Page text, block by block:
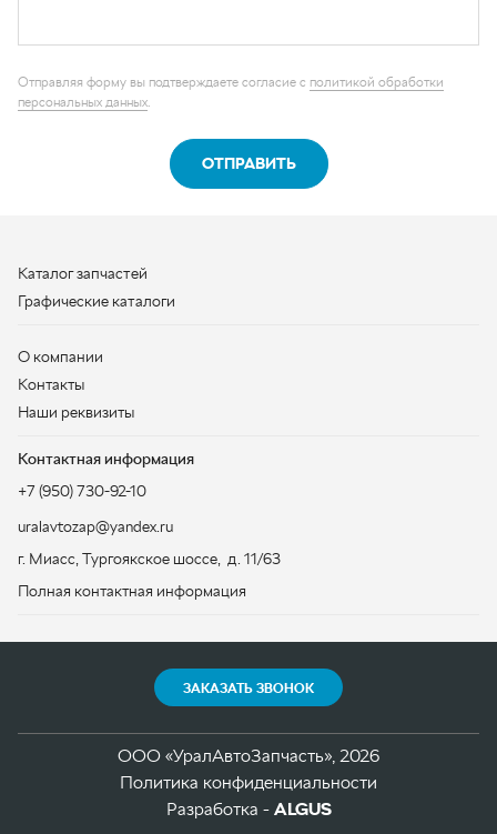
Каталог запчастей
Контактная информация
+7 (950) 730-92-10
uralavtozap@yandex.ru
г. Миасс, Тургоякское шоссе, д. 11/63
Полная контактная информация
Политика конфиденциальности